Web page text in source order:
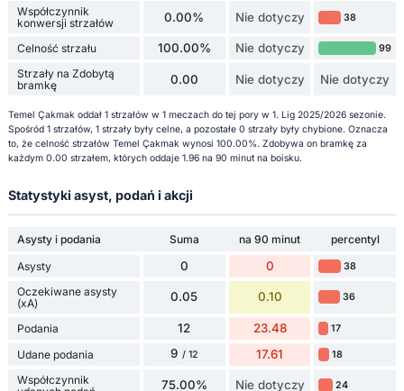
Współczynnik
konwersji strzałów
0.00% Nie dotyczy 38
Celność strzału 100.00% Nie dotyczy 99
Strzały na Zdobytą
bramkę
0.00 Nie dotyczy Nie dotyczy
Temel Çakmak oddał 1 strzałów w 1 meczach do tej pory w 1. Lig 2025/2026 sezonie.
Spośród 1 strzałów, 1 strzały były celne, a pozostałe 0 strzały były chybione. Oznacza
to, że celność strzałów Temel Çakmak wynosi 100.00%. Zdobywa on bramkę za
każdym 0.00 strzałem, których oddaje 1.96 na 90 minut na boisku.
Statystyki asyst, podań i akcji
Asysty i podania Suma na 90 minut
percentyl
Asysty
0 0 38
Oczekiwane asysty
(xA)
0.05 0.10 36
Podania 12 23.48 17
Udane podania 9 / 12 17.61 18
Współczynnik
75.00% Nie dotyczy 24